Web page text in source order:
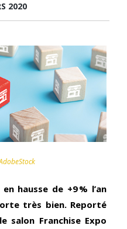
2020
hausse de +9 % l’an
très bien. Reporté
salon Franchise Expo